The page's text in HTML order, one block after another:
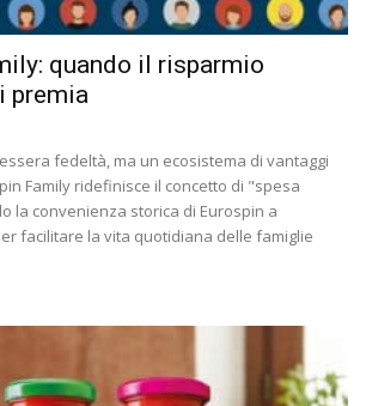
quando il risparmio
premia
fedeltà, ma un ecosistema di vantaggi
Family ridefinisce il concetto di "spesa
la convenienza storica di Eurospin a
facilitare la vita quotidiana delle famiglie